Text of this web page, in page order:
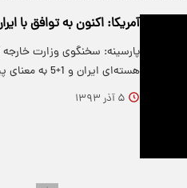
آمریکا: اکنون به توافق با
پارسینه: سخنگوی وزارت
هسته‌ای ایران و 1+5 به معنای پیروزی…
۵ آذر ۱۳۹۳